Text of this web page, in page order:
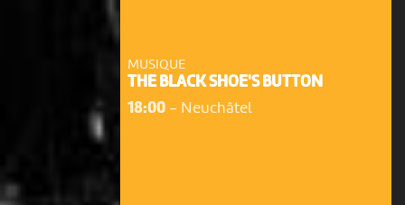
MUSIQUE
THE BLACK SHOE'S BUTTON
18:00- Neuchâtel